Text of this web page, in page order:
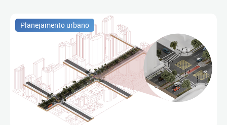
Planejamento urbano